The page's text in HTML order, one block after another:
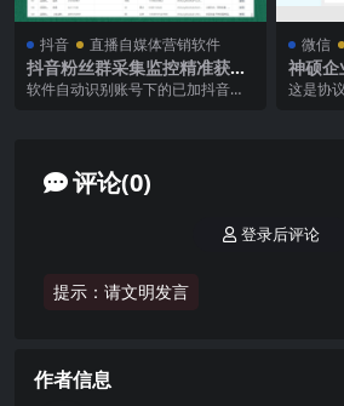
抖音 直播自媒体营销软件
抖音粉丝群采集监控精准获客
(正版)-采集已加入的粉丝群成
软件自动识别账号下的已加抖音粉
微信
神硕企
软件(
这是协
评论(0)
提示：请文明发言
登录后评论
作者信息